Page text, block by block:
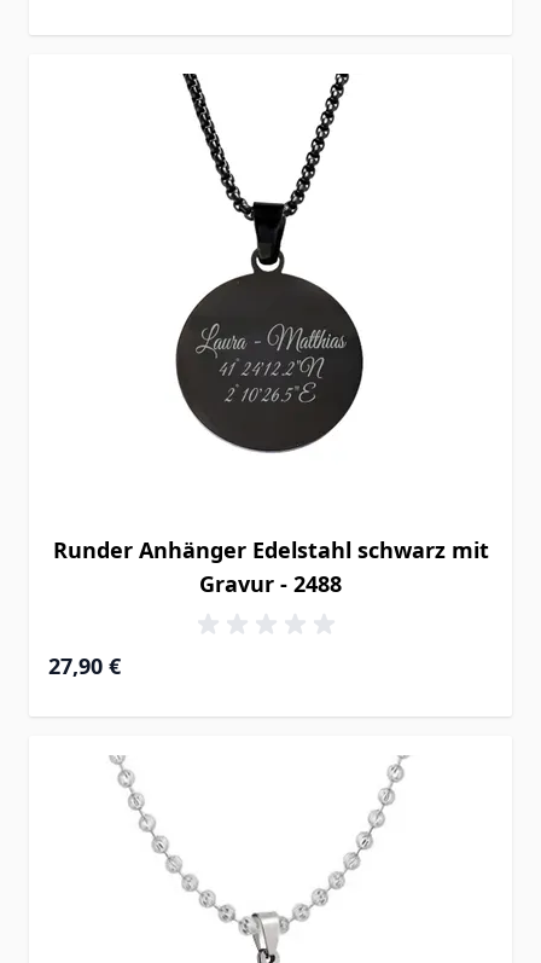
Runder Anhänger Edelstahl schwarz mit
Gravur - 2488
27,90 €